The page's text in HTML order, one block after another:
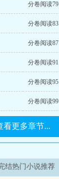
分卷阅读79
分卷阅读83
分卷阅读87
分卷阅读91
分卷阅读95
分卷阅读99
看更多章节...
结热门小说推荐